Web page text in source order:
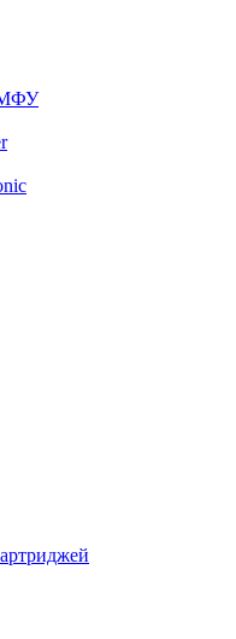
МФУ